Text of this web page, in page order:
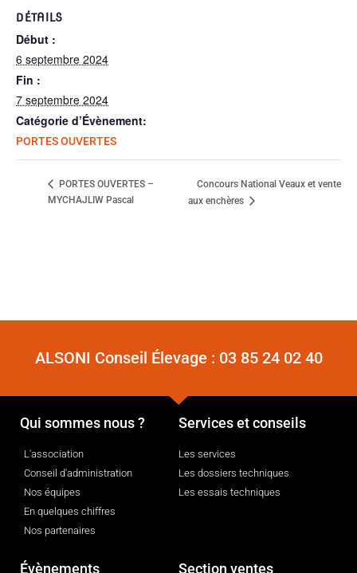
DÉTAILS
Début :
6 septembre 2024
Fin :
7 septembre 2024
Catégorie d’Évènement:
PORTES OUVERTES
PORTES OUVERTES –
MYCHAJLIW Pascal
Concours National Veaux et vente
aux enchères
ALSONI Conseil Élevage : 03 85 24 02 40
Qui sommes nous ?
L'association
Conseil d'administration
Nos équipes
En quelques chiffres
Nos partenaires
Services et conseils
Les services
Les dossiers techniques
Les essais techniques
Évènements Section ventes